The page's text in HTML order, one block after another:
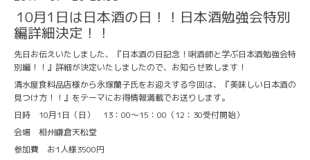
10月1日は日本酒の日！！日本酒勉強会特別
編詳細決定！！
先日お伝えいたしました、『日本酒の日記念！唎酒師と学ぶ日本酒勉強会特
別編！！』詳細が決定いたしましたので、お知らせ致します！
清水屋食料品店様から永塚蘭子氏をお迎えする今回は、『美味しい日本酒の
見つけ方！！』をテーマにお得情報満載でお送りします。
日時 10月1日（日） 13：00～15：00（12：30受付開始）
会場 相州鎌倉天松堂
参加費 お1人様3500円